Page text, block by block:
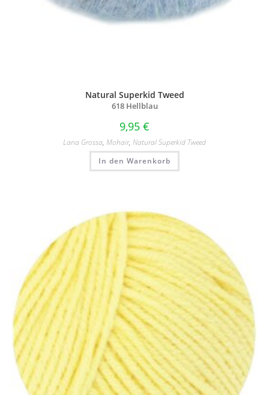
Natural Superkid Tweed
618 Hellblau
9,95 €
Lana Grossa, Mohair, Natural Superkid Tweed
In den Warenkorb